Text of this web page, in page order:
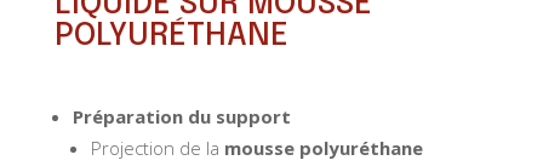
POLYURÉTHANE
Préparation du support
Projection de la mousse polyuréthane